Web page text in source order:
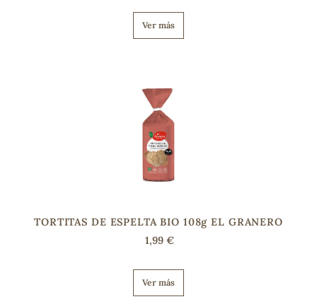
Ver más
TORTITAS DE ESPELTA BIO 108g EL GRANERO
1,99 €
Ver más